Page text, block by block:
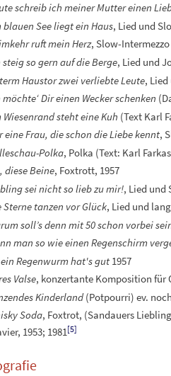
schreib ich meiner Mutter einen
blauen See liegt ein Haus, Lied und
ruft mein Herz, Slow-
steig so gern auf die Berge, Lied und
Haustor zwei verliebte Leute,
möchte‘ Dir einen Wecker schenken
Wiesenrand steht eine Kuh (Text Karl
eine Frau, die schon die Liebe kennt,
Polka, Polka (Text: Karl
diese Beine, Foxtrott, 1957
sei nicht so lieb zu mir!, Lied und
Sterne tanzen vor Glück, Lied und
soll’s denn mit 50 schon vorbei
man so wie einen Regenschirm
Regenwurm hat's gut 1957
Valse, konzertante Komposition für
Kinderland(Potpourri) ev.
Soda, Foxtrot, (Sandauers
1953; 1981[5]